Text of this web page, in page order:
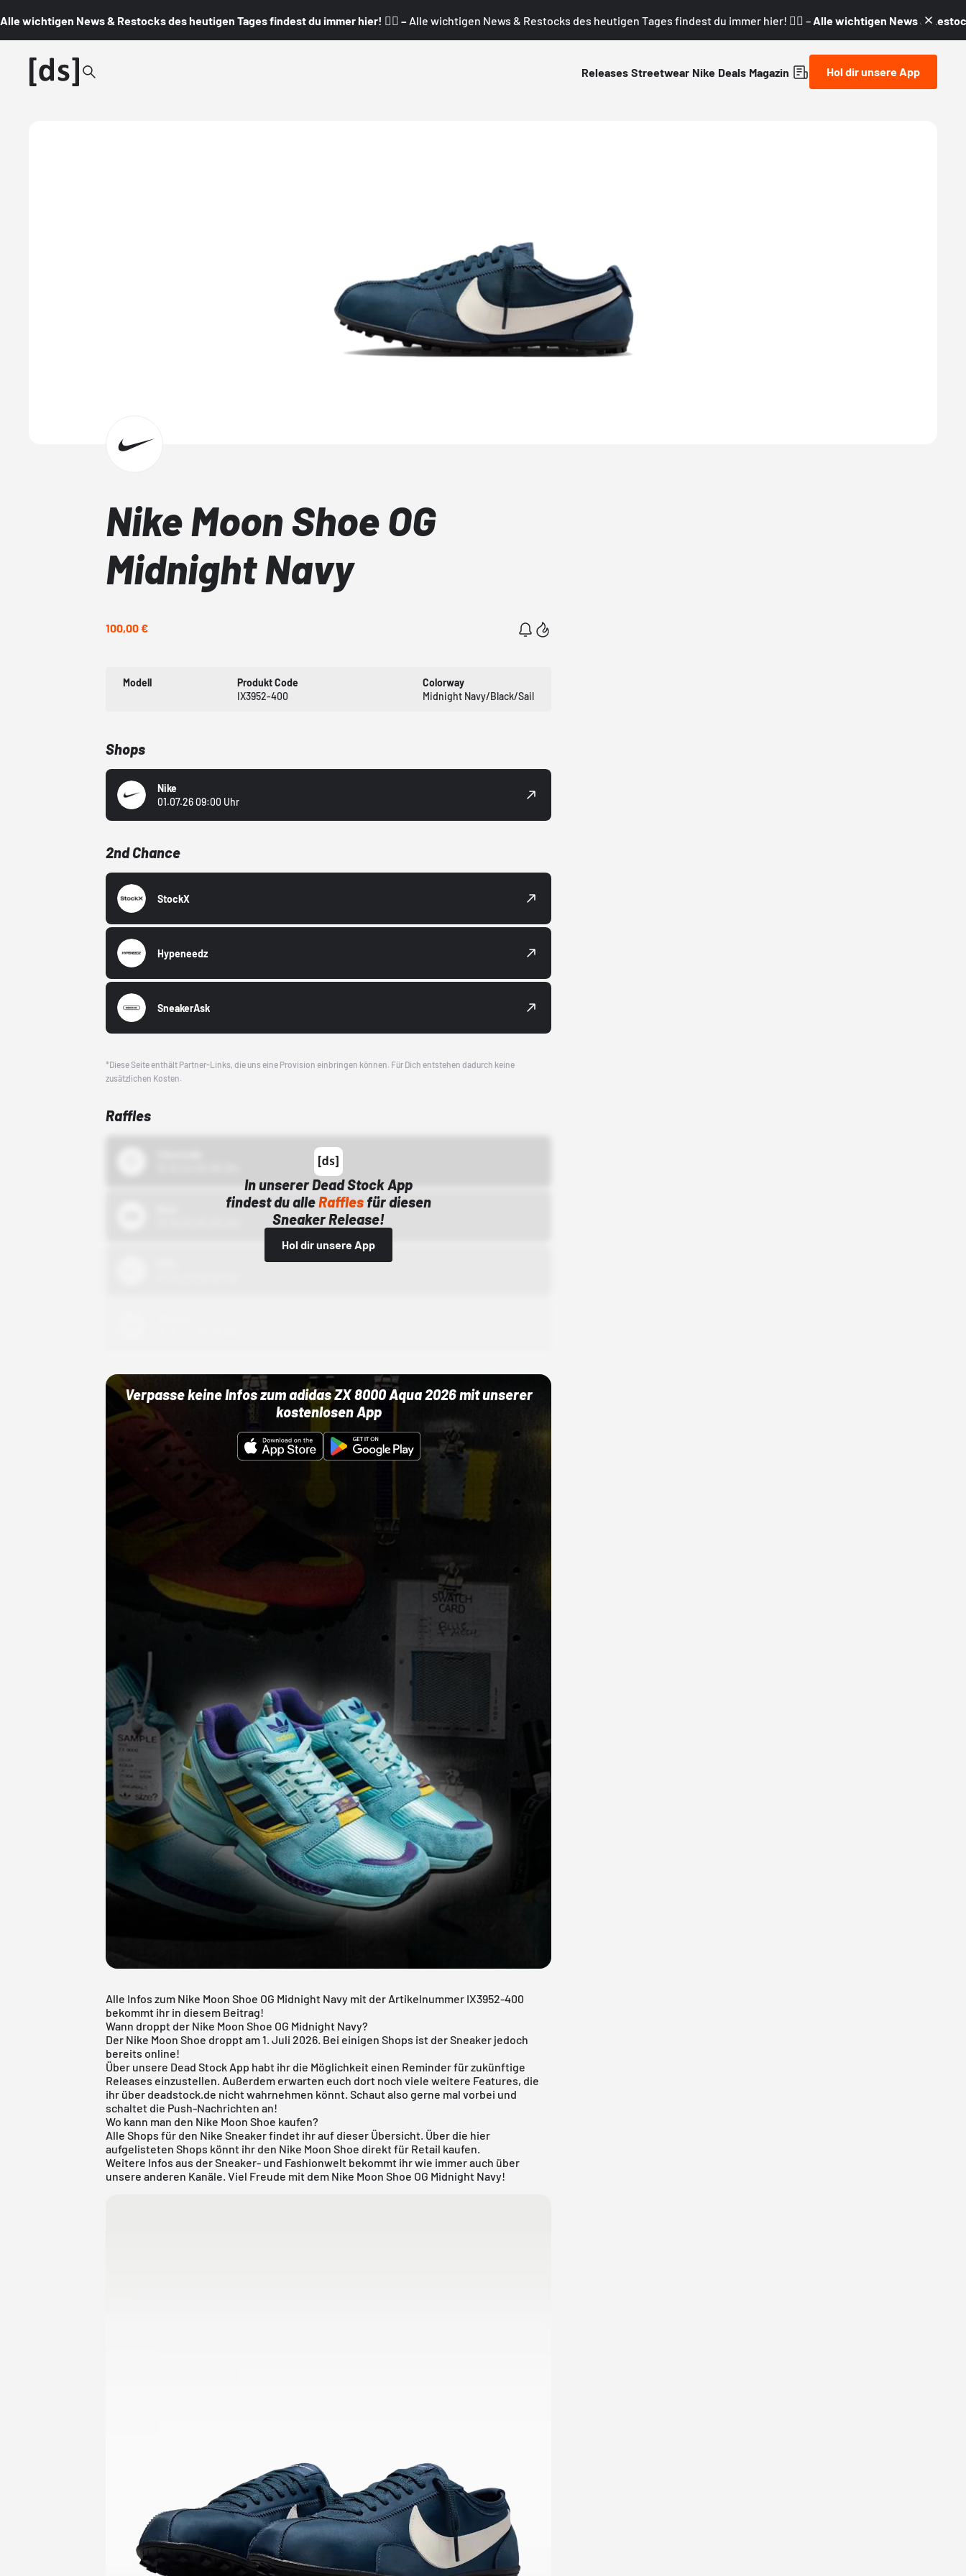
Alle wichtigen News & Restocks des heutigen Tages findest du immer hier! 👇🏼 – Alle wichtigen News & Restocks des heutigen Tages findest du immer hier! 👇🏼 – Alle wichtigen News &
Releases Streetwear Nike Deals Magazin Hol dir unsere App
Nike Moon Shoe OG
Midnight Navy
100,00 €
Modell
Produkt Code
IX3952-400
Colorway
Midnight Navy/Black/Sail
Shops
Nike
01.07.26 09:00 Uhr
2nd Chance
StockX
Hypeneedz
SneakerAsk
*Diese Seite enthält Partner-Links, die uns eine Provision einbringen können. Für Dich entstehen dadurch keine
zusätzlichen Kosten.
Raffles
In unserer Dead Stock App
findest du alleRaffles für diesen
Sneaker Release!
Hol dir unsere App
Verpasse keine Infos zum adidas ZX 8000 Aqua 2026 mit unserer
kostenlosen App
Alle Infos zum Nike Moon Shoe OG Midnight Navy mit der Artikelnummer IX3952-400
bekommt ihr in diesem Beitrag!
Wann droppt der Nike Moon Shoe OG Midnight Navy?
Der Nike Moon Shoe droppt am 1. Juli 2026. Bei einigen Shops ist der Sneaker jedoch
bereits online!
Über unsere Dead Stock App habt ihr die Möglichkeit einen Reminder für zukünftige
Releases einzustellen. Außerdem erwarten euch dort noch viele weitere Features, die
ihr über deadstock.de nicht wahrnehmen könnt. Schaut also gerne mal vorbei und
schaltet die Push-Nachrichten an!
Wo kann man den Nike Moon Shoe kaufen?
Alle Shops für den Nike Sneakerfindet ihr auf dieser Übersicht. Über die hier
aufgelisteten Shops könnt ihr den Nike Moon Shoe direkt für Retail kaufen.
Weitere Infos aus der Sneaker- und Fashionwelt bekommt ihr wie immer auch über
unsere anderen Kanäle. Viel Freude mit dem Nike Moon Shoe OG Midnight Navy!